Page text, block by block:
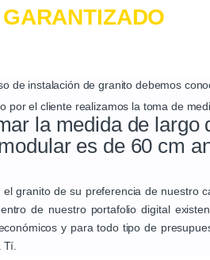
de instalación de granito debemos
por el cliente realizamos la toma de
la medida de largo
es de 60 cm
el granito de su preferencia de nuestro
de nuestro portafolio digital
y para todo tipo de